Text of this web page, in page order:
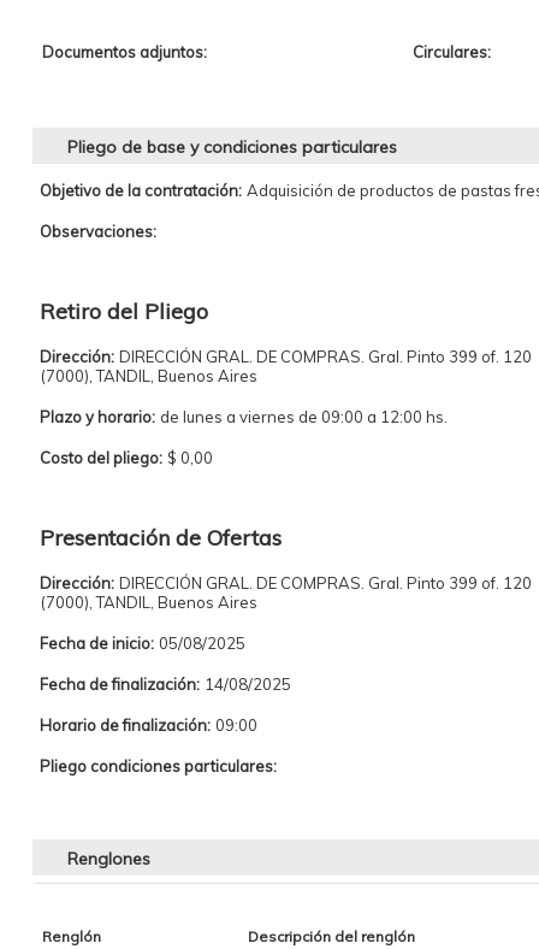
Documentos adjuntos: Circulares:
Pliego de base y condiciones particulares
Objetivo de la contratación: Adquisición de productos de pastas
Observaciones:
Retiro del Pliego
Dirección: DIRECCIÓN GRAL. DE COMPRAS. Gral. Pinto 399 of. 120
(7000), TANDIL, Buenos Aires
Plazo y horario: de lunes a viernes de 09:00 a 12:00 hs.
Costo del pliego: $ 0,00
Presentación de Ofertas
Dirección: DIRECCIÓN GRAL. DE COMPRAS. Gral. Pinto 399 of. 120
(7000), TANDIL, Buenos Aires
Fecha de inicio: 05/08/2025
Fecha de finalización: 14/08/2025
Horario de finalización: 09:00
Pliego condiciones particulares:
Renglones
Renglón Descripción del renglón